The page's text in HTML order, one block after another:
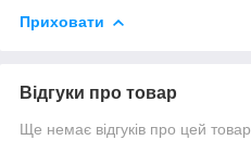
Приховати
Відгуки про товар
Ще немає відгуків про цей товар